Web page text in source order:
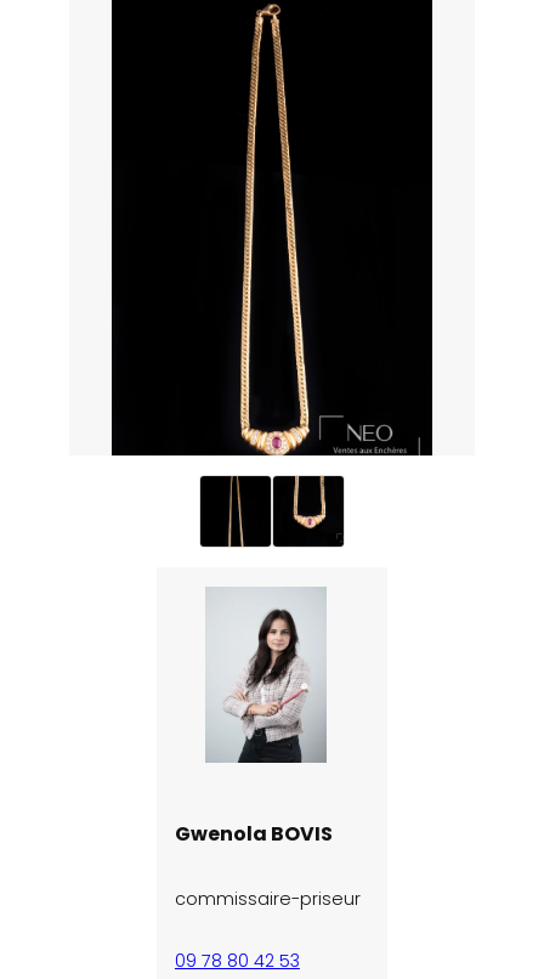
Gwenola BOVIS
commissaire-priseur
09 78 80 42 53